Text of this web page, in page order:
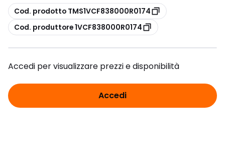
copia
Cod. prodotto TMS1VCF838000R0174
copia
Cod. produttore 1VCF838000R0174
Accedi per visualizzare prezzi e disponibilità
Accedi